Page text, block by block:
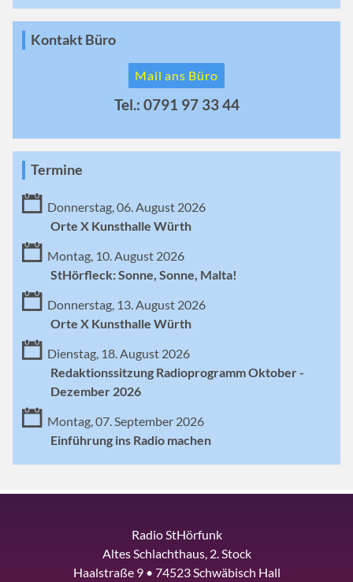
Kontakt Büro
Mail ans Büro
Tel.: 0791 97 33 44
Termine
Donnerstag, 06. August 2026
Orte X Kunsthalle Würth
Montag, 10. August 2026
StHörfleck: Sonne, Sonne, Malta!
Donnerstag, 13. August 2026
Orte X Kunsthalle Würth
Dienstag, 18. August 2026
Redaktionssitzung Radioprogramm Oktober -
Dezember 2026
Montag, 07. September 2026
Einführung ins Radio machen
Radio StHörfunk
Altes Schlachthaus, 2. Stock
Haalstraße 9 • 74523 Schwäbisch Hall